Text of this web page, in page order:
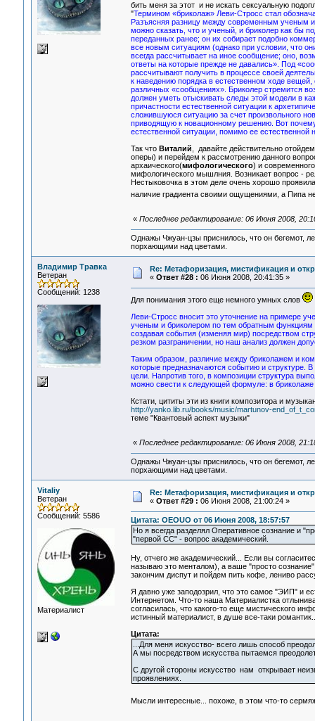
бить меня за этот и не искать сексуальную
"Термином «бриколаж» Леви-Стросс стал
Разъясняя разницу между современным ученым
можно сказать, что и ученый, и бриколер как бы
переданных ранее; он их собирает подобно
все новым ситуациям (однако при условии, что
всегда рассчитывает на иное сообщение; оно,
ответы на которые прежде не давались». Под
рассчитывают получить в процессе своей
к наведению порядка в естественном ходе вещей,
различных «сообщениях». Бриколер стремится
должен уметь отыскивать следы этой модели в
причастности естественной ситуации к
сложившуюся ситуацию за счет произвольного
приводящую к новационному решению. Вот
естественной ситуации, помимо ее естественной
Так что Виталий , давайте действительно
оперы) и перейдем к рассмотрению данного
архаического(мифологического) и
мифологического мышлния. Возникает вопрос -
Нестыковочка в этом деле очень хорошо
наличие градиента своими ощущениями, а Пипа
« Последнее редактирование: 06 Июня 2008,
Однажы Чжуан-цзы приснилось, что он бегемот,
порхающими над цветами.
Владимир Травка
Ветеран
Сообщений: 1238
Re: Метафоризация, мистификация и
« Ответ #28 : 06 Июня 2008, 20:41:35 »
Для понимания этого еще немного умных слов
Леви-Стросс вносит это уточнение на примере
ученым и бриколером по тем обратным функциям
создавая события (изменяя мир) посредством
резком разграничении, но наш анализ должен
Таким образом, различие между бриколажем и
которые предназначаются событию и структуре.
цели. Напротив того, в композиции структура
можно свести к следующей формуле: в бриколаже
Кстати, цититы эти из книги композитора и
http://yanko.lib.ru/books/music/martunov-
теме "Квантовый аспект музыки"
« Последнее редактирование: 06 Июня 2008,
Однажы Чжуан-цзы приснилось, что он бегемот,
порхающими над цветами.
Vitaliy
Ветеран
Сообщений: 5586
Материалист
Re: Метафоризация, мистификация и
« Ответ #29 : 06 Июня 2008, 21:00:24 »
Цитата: OEOUO от 06 Июня 2008, 18:57:57
Но я всегда разделял Оперативное сознание и
"первой СС" - вопрос академический.
Ну, отчего же академический... Если вы
называю это менталом), а ваше "просто
закончим диспут и пойдем пить кофе, лениво
Я давно уже заподозрил, что это самое "ЭИП" и
Интернетом. Что-то наша Материалистка
согласилась, что какого-то еще мистического
истинный материалист, в душе все-таки
Цитата:
...Для меня искусство- всего лишь способ
А мы посредством искусства пытаемся
С другой стороны искусство нам открывает
проявлениях.
Мысли интересные... похоже, в этом что-то